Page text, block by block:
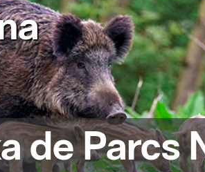
de Parcs